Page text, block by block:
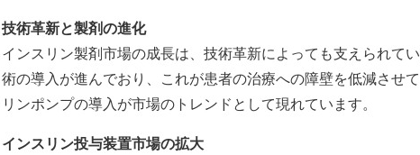
技術革新と製剤の進化
インスリン製剤市場の成長は、技術革新によっても支えられて
術の導入が進んでおり、これが患者の治療への障壁を低減させ
リンポンプの導入が市場のトレンドとして現れています。
インスリン投与装置市場の拡大